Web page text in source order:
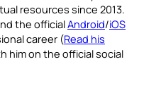
resources since 2013.
the officialAndroid/iOS
career (Read his
him on the official social